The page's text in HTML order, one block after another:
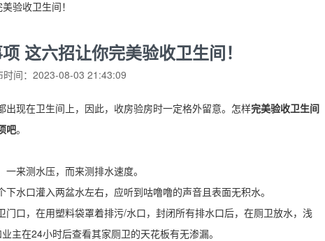
验收卫生间！
这六招让你完美验收卫生间！
时间：2023-08-03 21:43:09
现在卫生间上，因此，收房验房时一定格外留意。怎样完美验收卫生间
吧。
来测水压，而来测排水速度。
水口灌入两盆水左右，应听到咕噜噜的声音且表面无积水。
口，在用塑料袋罩着排污/水口，封闭所有排水口后，在厕卫放水，浅
主在24小时后查看其家厕卫的天花板有无渗漏。